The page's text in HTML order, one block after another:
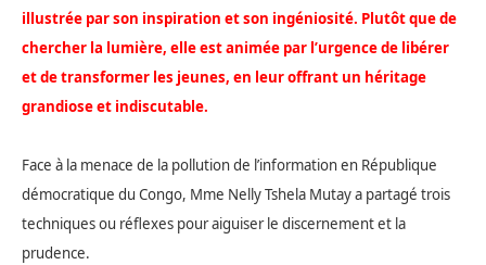
illustrée par son inspiration et son ingéniosité. Plutôt que de
chercher la lumière, elle est animée par l’urgence de libérer
et de transformer les jeunes, en leur offrant un héritage
grandiose et indiscutable.
Face à la menace de la pollution de l’information en République
démocratique du Congo, Mme Nelly Tshela Mutay a partagé trois
techniques ou réflexes pour aiguiser le discernement et la
prudence.